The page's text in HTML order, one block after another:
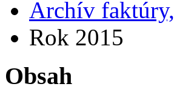
Archív
Rok 2015
Obsah